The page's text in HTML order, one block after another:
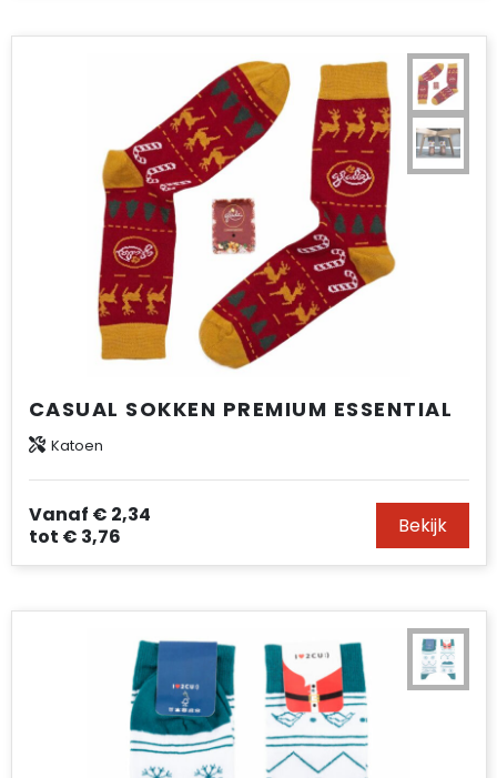
CASUAL SOKKEN PREMIUM ESSENTIAL
Katoen
Vanaf € 2,34
tot € 3,76 Bekijk